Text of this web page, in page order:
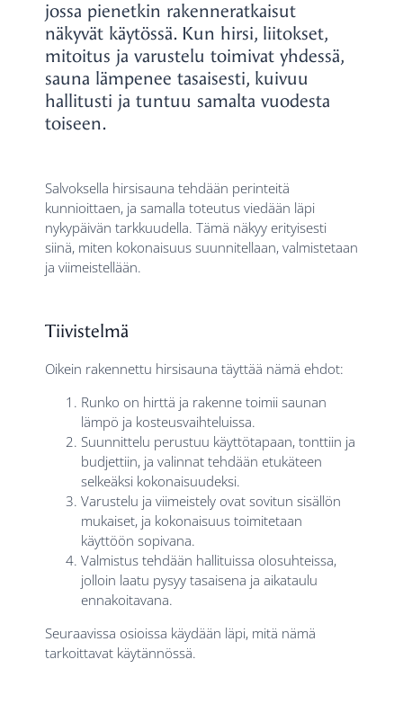
jossa pienetkin rakenneratkaisut
näkyvät käytössä. Kun hirsi, liitokset,
mitoitus ja varustelu toimivat yhdessä,
sauna lämpenee tasaisesti, kuivuu
hallitusti ja tuntuu samalta vuodesta
toiseen.
Salvoksella hirsisauna tehdään perinteitä
kunnioittaen, ja samalla toteutus viedään läpi
nykypäivän tarkkuudella. Tämä näkyy erityisesti
siinä, miten kokonaisuus suunnitellaan, valmistetaan
ja viimeistellään.
Tiivistelmä
Oikein rakennettu hirsisauna täyttää nämä ehdot:
Runko on hirttä ja rakenne toimii saunan
lämpö ja kosteusvaihteluissa.
Suunnittelu perustuu käyttötapaan, tonttiin ja
budjettiin, ja valinnat tehdään etukäteen
selkeäksi kokonaisuudeksi.
Varustelu ja viimeistely ovat sovitun sisällön
mukaiset, ja kokonaisuus toimitetaan
käyttöön sopivana.
Valmistus tehdään hallituissa olosuhteissa,
jolloin laatu pysyy tasaisena ja aikataulu
ennakoitavana.
Seuraavissa osioissa käydään läpi, mitä nämä
tarkoittavat käytännössä.